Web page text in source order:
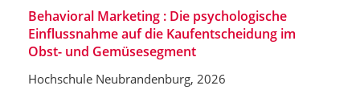
Behavioral Marketing : Die psychologische
Einflussnahme auf die Kaufentscheidung im
Obst- und Gemüsesegment
Hochschule Neubrandenburg, 2026